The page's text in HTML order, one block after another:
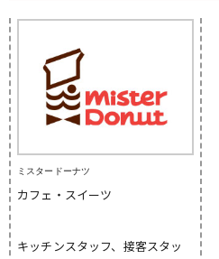
ミスタードーナツ
カフェ・スイーツ
キッチンスタッフ、接客スタッ